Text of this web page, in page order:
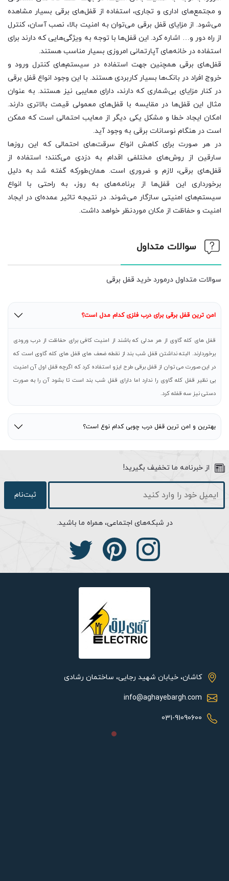
و مجتمع‌های اداری و تجاری، استفاده از قفل‌های برقی بسیار مشاهده
می‌شود. از مزایای قفل برقی می‌توان به امنیت بالا، نصب آسان، کنترل
از راه دور و… اشاره کرد. این قفل‌ها با توجه به ویژگی‌هایی که دارند برای
استفاده در خانه‌های آپارتمانی امروزی بسیار مناسب هستند.
قفل‌های برقی همچنین جهت استفاده در سیستم‌های کنترل ورود و
خروج افراد در بانک‌ها بسیار کاربردی هستند. با این وجود انواع قفل برقی
در کنار مزایای بی‌شماری که دارند، دارای معایبی نیز هستند. به عنوان
مثال این قفل‌ها در مقایسه با قفل‌های معمولی قیمت بالاتری دارند.
امکان ایجاد خطا و مشکل یکی دیگر از معایب احتمالی است که ممکن
است در هنگام نوسانات برقی به وجود آید.
در هر صورت برای کاهش انواع سرقت‌های احتمالی که این روزها
سارقین از روش‌های مختلفی اقدام به دزدی می‌کنند؛ استفاده از
قفل‌های برقی، لازم و ضروری است. همان‌طورکه گفته شد به دلیل
برخورداری این قفل‌ها از برنامه‌های به روز، به راحتی با انواع
سیستم‌های امنیتی سازگار می‌شوند. در نتیجه تاثیر عمده‌ای در ایجاد
امنیت و حفاظت از مکان موردنظر خواهد داشت.
سوالات متداول
سوالات متداول درمورد خرید قفل برقی
امن ترین قفل برقی برای درب فلزی کدام مدل است؟
قفل های کله گاوی از هر مدلی که باشند از امنیت کافی برای حفاظت از درب ورودی
برخوردارند. البته نداشتن قفل شب بند از نقطه ضعف های قفل های کله گاوی است که
در این صورت می توان از قفل برقی طرح ایزو استفاده کرد که اگرچه قفل اول آن امنیت
بی نظیر قفل کله گاوی را ندارد اما دارای قفل شب بند است تا بشود آن را به صورت
دستی نیز سه قفله کرد.
بهترین و امن ترین قفل درب چوبی کدام نوع است؟
از خبرنامه ما تخفیف بگیرید!
ثبت‌نام
در شبکه‌های اجتماعی، همراه ما باشید.
کاشان، خیابان شهید رجایی، ساختمان رشادی
info@aghayebargh.com
031-91090600